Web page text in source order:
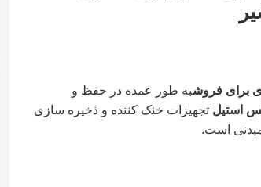
به طور عمده در حفظ و
استیل تجهیزات خنک کننده و ذخیره سازی
است.